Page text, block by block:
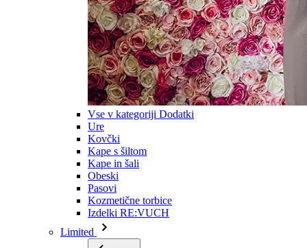
Vse v kategoriji Dodatki
Ure
Kovčki
Kape s šiltom
Kape in šali
Obeski
Pasovi
Kozmetične torbice
Izdelki RE:VUCH
Limited